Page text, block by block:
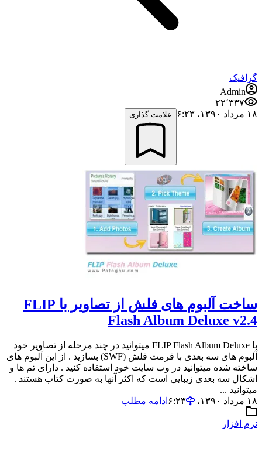
گرافیک
Admin
۲۲٬۳۳۷
۱۸ مرداد ۱۳۹۰،‏ ۶:۲۳
علامت گذاری
ساخت آلبوم های فلش از تصاویر با FLIP
Flash Album Deluxe v2.4
با FLIP Flash Album Deluxe میتوانید در چند مرحله از تصاویر خود
آلبوم های سه بعدی با فرمت فلش (SWF) بسازید . از این آلبوم های
ساخته شده میتوانید در وب سایت خود استفاده کنید . دارای تم ها و
اشکال سه بعدی زیبایی است که اکثر آنها به صورت کتاب هستند .
میتوانید ...
۱۸ مرداد ۱۳۹۰،‏ ۶:۲۳
ادامه مطلب
نرم افزار